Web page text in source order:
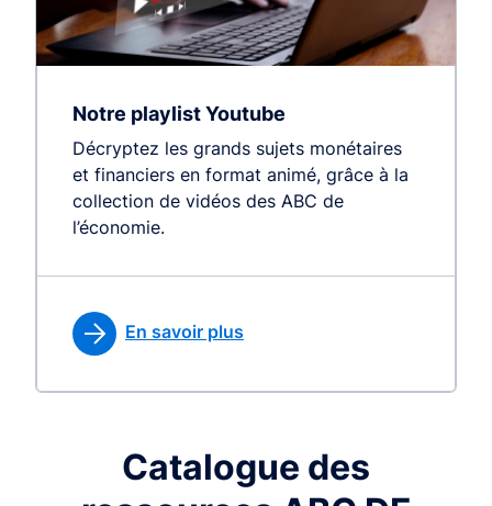
Notre playlist Youtube
Décryptez les grands sujets monétaires
et financiers en format animé, grâce à la
collection de vidéos des ABC de
l’économie.
En savoir plus
Catalogue des